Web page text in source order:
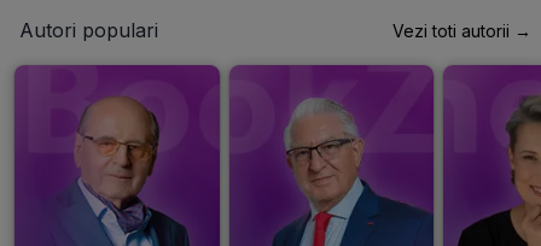
Autori populari Vezi toti autorii →